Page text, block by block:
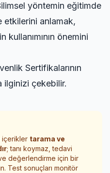
yöntemin eğitimde
etkilerini anlamak,
önemini
Sertifikalarının
ilginizi çekebilir.
içerikler tarama ve
; tanı koymaz, tedavi
değerlendirme için bir
Test sonuçları monitör